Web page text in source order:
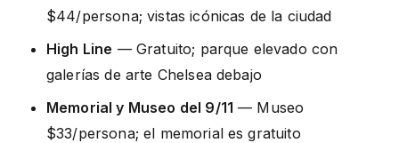
$44/persona; vistas icónicas de la ciudad
High Line — Gratuito; parque elevado con
galerías de arte Chelsea debajo
Memorial y Museo del 9/11 — Museo
$33/persona; el memorial es gratuito